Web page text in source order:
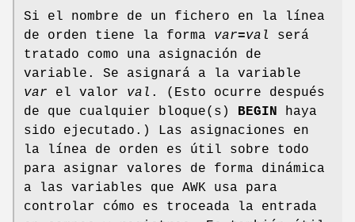
Si el nombre de un fichero en la línea
de orden tiene la forma var=val
será
tratado como una asignación de
variable. Se asignará a la variable
var el valor val . (Esto ocurre después
de que cualquier bloque(s) BEGIN haya
sido ejecutado.) Las asignaciones en
la línea de orden es útil sobre todo
para asignar valores de forma dinámica
a las variables que AWK usa para
controlar cómo es troceada la entrada